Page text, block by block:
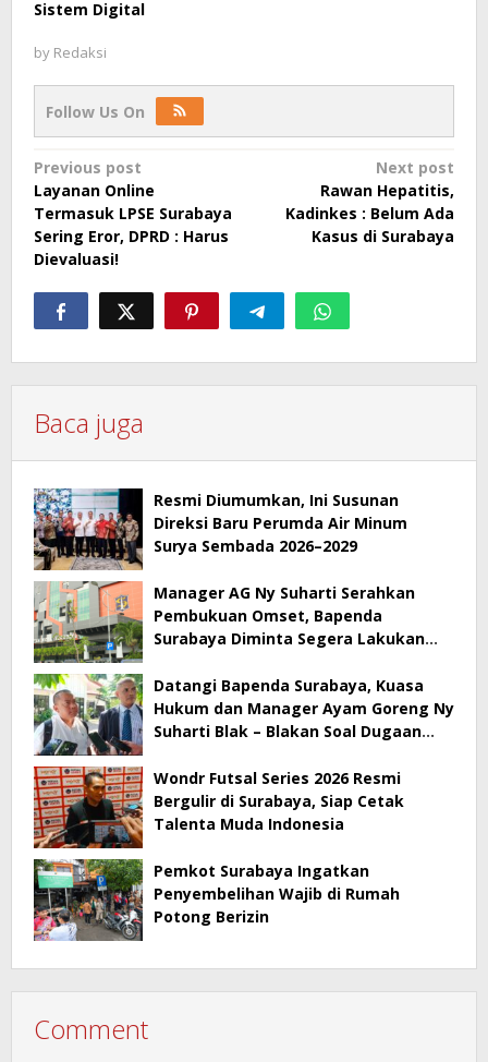
Sistem Digital
by Redaksi
Follow Us On
Post
navigation
Previous post
Layanan Online
Termasuk LPSE Surabaya
Sering Eror, DPRD : Harus
Dievaluasi!
Next post
Rawan Hepatitis,
Kadinkes : Belum Ada
Kasus di Surabaya
Baca juga
Resmi Diumumkan, Ini Susunan
Direksi Baru Perumda Air Minum
Surya Sembada 2026–2029
Manager AG Ny Suharti Serahkan
Pembukuan Omset, Bapenda
Surabaya Diminta Segera Lakukan
Datangi Bapenda Surabaya, Kuasa
Hukum dan Manager Ayam Goreng Ny
Suharti Blak – Blakan Soal Dugaan
Wondr Futsal Series 2026 Resmi
Bergulir di Surabaya, Siap Cetak
Talenta Muda Indonesia
Pemkot Surabaya Ingatkan
Penyembelihan Wajib di Rumah
Potong Berizin
Comment